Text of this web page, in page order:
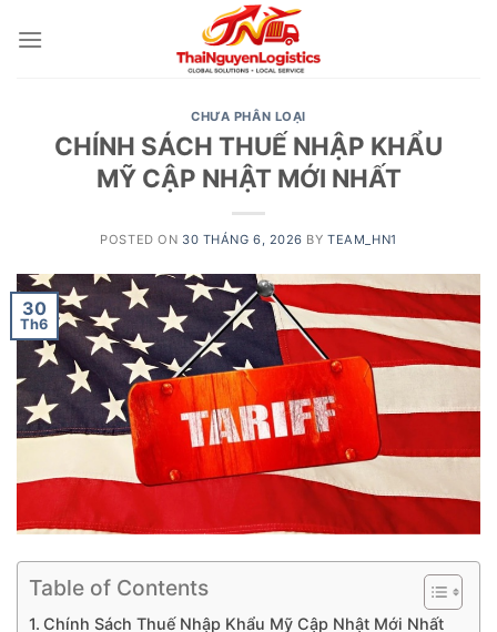
CHƯA PHÂN LOẠI
CHÍNH SÁCH THUẾ NHẬP KHẨU
MỸ CẬP NHẬT MỚI NHẤT
POSTED ON 30 THÁNG 6, 2026 BYTEAM_HN1
30
Th6
Table of Contents
Chính Sách Thuế Nhập Khẩu Mỹ Cập Nhật Mới Nhất